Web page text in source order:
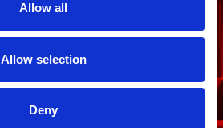
Allow all
Allow selection
Deny